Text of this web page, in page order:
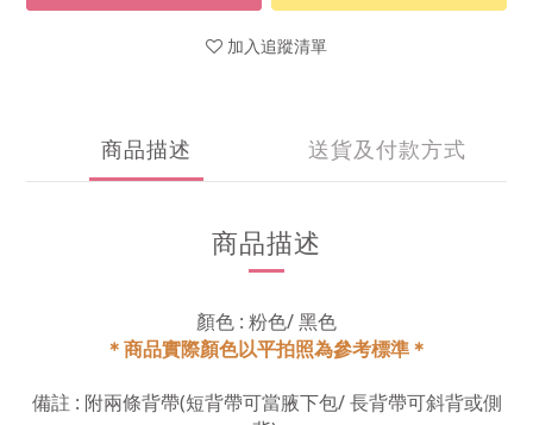
加入追蹤清單
商品描述 送貨及付款方式
商品描述
顏色 : 粉色/ 黑色
＊商品實際顏色以平拍照為參考標準＊
備註 : 附兩條背帶(短背帶可當腋下包/ 長背帶可斜背或側